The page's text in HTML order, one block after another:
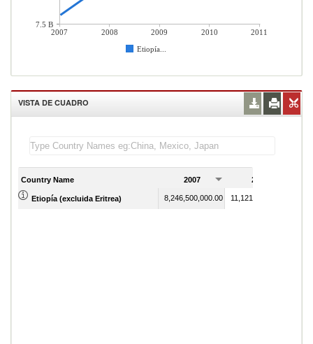
2007 2008 2009 2010
2011
Etiopía...
7.5 B
VISTA DE CUADRO
Country Name 2007 2008
Etiopía (excluida Eritrea) 8,246,500,000.00 11,121,100,000.00